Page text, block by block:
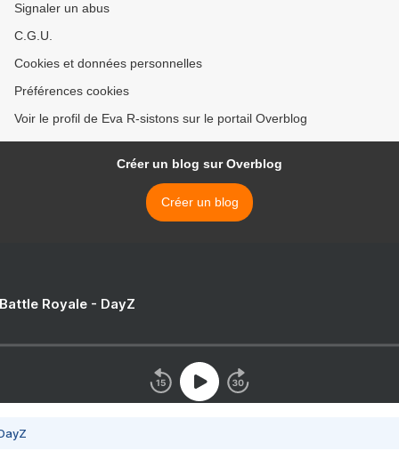
Signaler un abus
C.G.U.
Cookies et données personnelles
Préférences cookies
Voir le profil de Eva R-sistons sur le portail Overblog
Créer un blog sur Overblog
Créer un blog
Royale - DayZ